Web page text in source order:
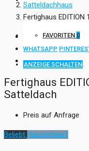
FAVORITEN 0
ANZEIGE SCHALTEN
Satteldachhaus
Fertighaus
WHATSAPP
Fertighaus
Satteldach
Preis auf Anfrage
Beliebt Hausentwurf